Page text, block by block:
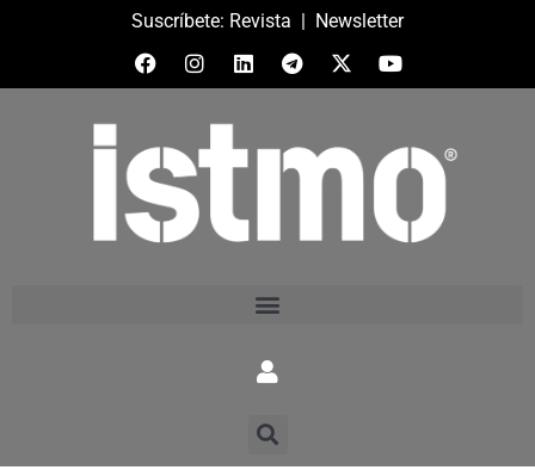
Suscríbete: Revista | Newsletter